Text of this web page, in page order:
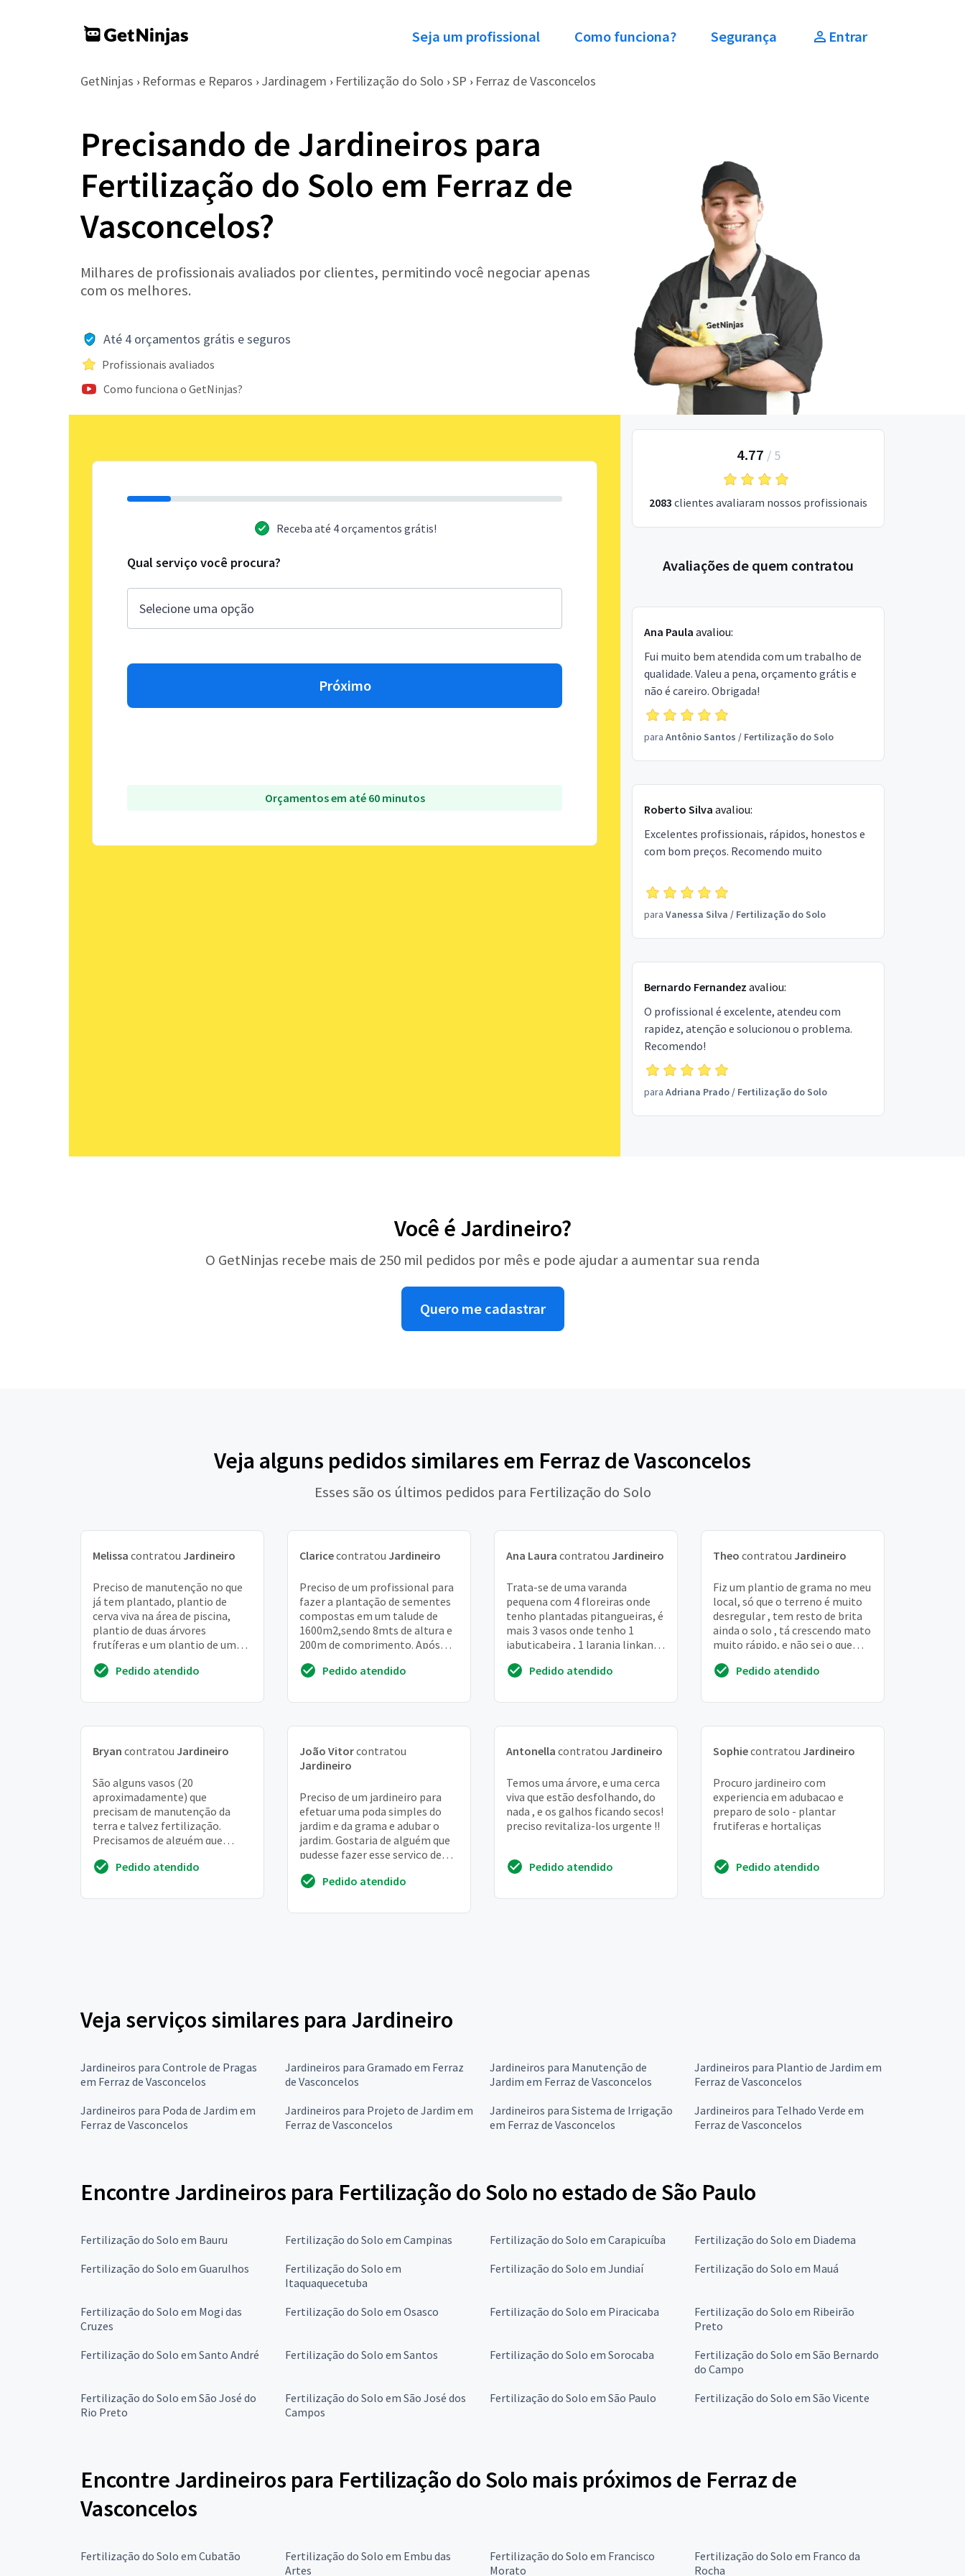
Seja um profissional Como funciona? Segurança Entrar
GetNinjas › Reformas e Reparos › Jardinagem › Fertilização do Solo › SP › Ferraz de Vasconcelos
Precisando de Jardineiros para
Fertilização do Solo em Ferraz de
Vasconcelos?
Milhares de profissionais avaliados por clientes, permitindo você negociar apenas
com os melhores.
Até 4 orçamentos grátis e seguros
Profissionais avaliados
Como funciona o GetNinjas?
Receba até 4 orçamentos grátis!
Qual serviço você procura?
Próximo
Orçamentos em até 60 minutos
4.77 / 5
2083 clientes avaliaram nossos profissionais
Avaliações de quem contratou
Ana Paula avaliou:
Fui muito bem atendida com um trabalho de
qualidade. Valeu a pena, orçamento grátis e
não é careiro. Obrigada!
para Antônio Santos / Fertilização do Solo
Roberto Silva avaliou:
Excelentes profissionais, rápidos, honestos e
com bom preços. Recomendo muito
para Vanessa Silva / Fertilização do Solo
Bernardo Fernandez avaliou:
O profissional é excelente, atendeu com
rapidez, atenção e solucionou o problema.
Recomendo!
para Adriana Prado/ Fertilização do Solo
Você é Jardineiro?
O GetNinjas recebe mais de 250 mil pedidos por mês e pode ajudar a aumentar sua renda
Quero me cadastrar
Veja alguns pedidos similares em Ferraz de Vasconcelos
Esses são os últimos pedidos para Fertilização do Solo
Melissa contratou Jardineiro
Preciso de manutenção no que
já tem plantado, plantio de
cerva viva na área de piscina,
plantio de duas árvores
frutíferas e um plantio de um
condomínio
Pedido atendido
Claricecontratou Jardineiro
Preciso de um profissional para
fazer a plantação de sementes
compostas em um talude de
1600m2,sendo 8mts de altura e
200m de comprimento. Após
colocado as s...
Pedido atendido
Ana Laura contratou Jardineiro
Trata-se de uma varanda
pequena com 4 floreiras onde
tenho plantadas pitangueiras, é
mais 3 vasos onde tenho 1
jabuticabeira , 1 laranja linkando
Pedido atendido
Theo contratou Jardineiro
Fiz um plantio de grama no meu
local, só que o terreno é muito
desregular , tem resto de brita
ainda o solo , tá crescendo mato
muito rápido, e não sei o que
Pedido atendido
Bryan contratou Jardineiro
São alguns vasos (20
aproximadamente) que
precisam de manutenção da
terra e talvez fertilização.
Precisamos de alguém que
cuidados devem ser feitos
Pedido atendido
João Vitorcontratou
Jardineiro
Preciso de um jardineiro para
efetuar uma poda simples do
jardim e da grama e adubar o
jardim. Gostaria de alguém que
pudesse fazer esse serviço de
acompanhar o cresc...
Pedido atendido
Antonella contratou Jardineiro
Temos uma árvore, e uma cerca
viva que estão desfolhando, do
nada , e os galhos ficando secos!
preciso revitaliza-los urgente !!
Pedido atendido
Sophiecontratou Jardineiro
Procuro jardineiro com
experiencia em adubacao e
preparo de solo - plantar
frutiferas e hortaliças
Pedido atendido
Veja serviços similares para Jardineiro
Jardineiros para Controle de Pragas
em Ferraz de Vasconcelos
Jardineiros para Gramado em Ferraz
de Vasconcelos
Jardineiros para Manutenção de
Jardim em Ferraz de Vasconcelos
Jardineiros para Plantio de Jardim em
Ferraz de Vasconcelos
Jardineiros para Poda de Jardim em
Ferraz de Vasconcelos
Jardineiros para Projeto de Jardim em
Ferraz de Vasconcelos
Jardineiros para Sistema de Irrigação
em Ferraz de Vasconcelos
Jardineiros para Telhado Verde em
Ferraz de Vasconcelos
Encontre Jardineiros para Fertilização do Solo no estado de São Paulo
Fertilização do Solo em Bauru Fertilização do Solo em Campinas Fertilização do Solo em Carapicuíba
Fertilização do Solo em Diadema
Fertilização do Solo em Guarulhos
Fertilização do Solo em
Itaquaquecetuba
Fertilização do Solo em Jundiaí Fertilização do Solo em Mauá
Fertilização do Solo em Mogi das
Cruzes
Fertilização do Solo em Osasco Fertilização do Solo em Piracicaba
Fertilização do Solo em Ribeirão
Preto
Fertilização do Solo em Santo André
Fertilização do Solo em Santos Fertilização do Solo em Sorocaba
Fertilização do Solo em São Bernardo
do Campo
Fertilização do Solo em São José do
Rio Preto
Fertilização do Solo em São José dos
Campos
Fertilização do Solo em São Paulo Fertilização do Solo em São Vicente
Encontre Jardineiros para Fertilização do Solo mais próximos de Ferraz de
Vasconcelos
Fertilização do Solo em Cubatão
Fertilização do Solo em Embu das
Artes
Fertilização do Solo em Francisco
Morato
Fertilização do Solo em Franco da
Rocha